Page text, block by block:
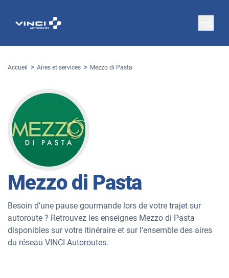
Accueil Aires et services Mezzo di Pasta
Mezzo di Pasta
Besoin d’une pause gourmande lors de votre trajet sur
autoroute ? Retrouvez les enseignes Mezzo di Pasta
disponibles sur votre itinéraire et sur l’ensemble des aires
du réseau VINCI Autoroutes.